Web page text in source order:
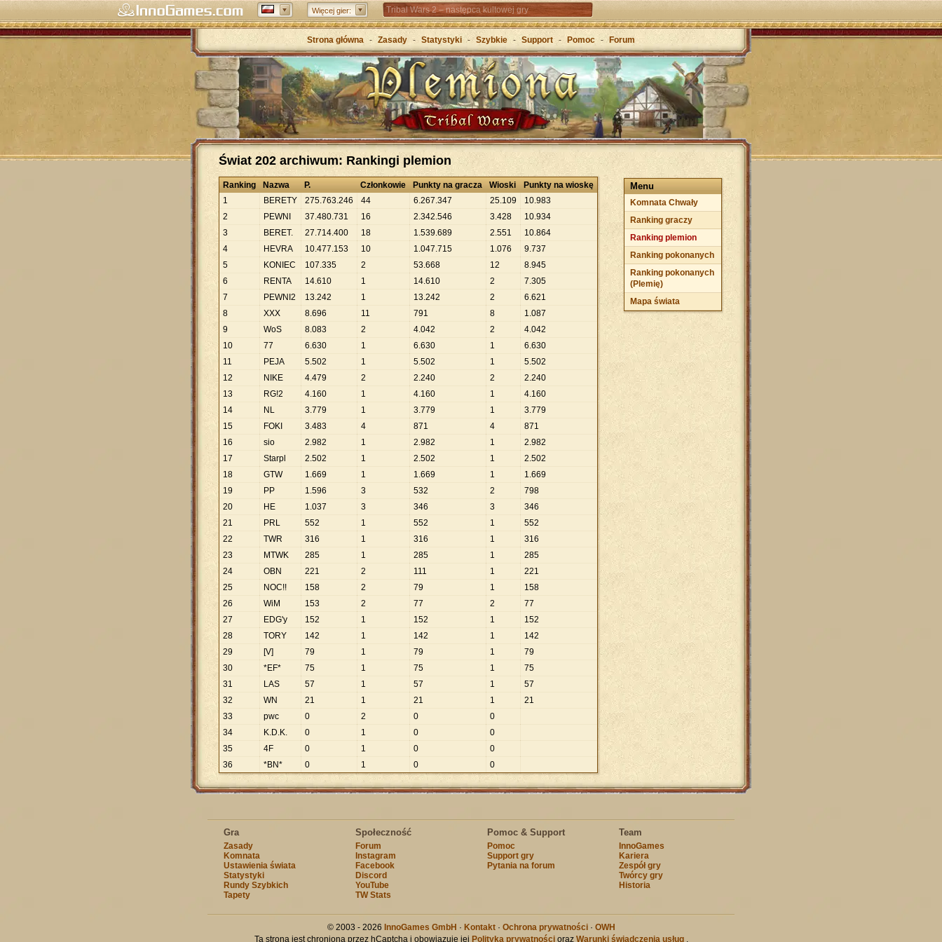
Więcej gier: Tribal Wars 2 – następca kultowej gry
Forge of Empires – Strategia o epokach cywilizacji
Grepolis – Wznieś imperium w antycznej Grecji
Strona główna - Zasady - Statystyki - Szybkie - Support - Pomoc - Forum
Świat 202 archiwum: Rankingi plemion
Menu
Komnata Chwały
Ranking graczy
Ranking plemion
Ranking pokonanych
Ranking pokonanych
(Plemię)
Mapa świata
Ranking Nazwa P. Członkowie Punkty na gracza Wioski
Punkty na wioskę
1
BERETY 275.763.246 44 6.267.347 25.109 10.983
2
PEWNI 37.480.731 16 2.342.546 3.428 10.934
3
BERET. 27.714.400 18 1.539.689 2.551 10.864
4
HEVRA 10.477.153 10 1.047.715 1.076 9.737
5
KONIEC 107.335 2 53.668 12 8.945
6
RENTA 14.610 1 14.610 2 7.305
7
PEWNI2 13.242 1 13.242 2 6.621
8
XXX 8.696 11 791 8 1.087
9
WoS 8.083 2 4.042 2 4.042
10
77 6.630 1 6.630 1 6.630
11
PEJA 5.502 1 5.502 1 5.502
12
NIKE 4.479 2 2.240 2 2.240
13
RG!2 4.160 1 4.160 1 4.160
14
NL 3.779 1 3.779 1 3.779
15
FOKI 3.483 4 871 4
871
16
sio 2.982 1 2.982 1 2.982
17
Starpl 2.502 1 2.502 1 2.502
18
GTW 1.669 1 1.669 1 1.669
19
PP 1.596 3 532 2
798
20
HE 1.037 3 346 3
346
21
PRL 552 1 552 1
552
22
TWR 316 1 316 1
316
23
MTWK 285 1 285 1
285
24
OBN 221 2 111 1
221
25
NOC!! 158 2 79 1
158
26
WiM 153 2 77 2
77
27
EDG'y 152 1 152 1
152
28
TORY 142 1 142 1
142
29
[V] 79 1 79 1
79
30
*EF* 75 1 75 1
75
31
LAS 57 1 57 1
57
32
WN 21 1 21 1
21
33
pwc 0 2 0
0
34
K.D.K. 0 1 0
0
35
4F 0 1 0
0
36
*BN* 0 1 0 0
Gra
Zasady
Komnata
Ustawienia świata
Statystyki
Rundy Szybkich
Tapety
Społeczność
Forum
Instagram
Facebook
Discord
YouTube
TW Stats
Pomoc & Support
Pomoc
Support gry
Pytania na forum
Team
InnoGames
Kariera
Zespół gry
Twórcy gry
Historia
© 2003 - 2026 InnoGames GmbH · Kontakt· Ochrona prywatności· OWH
Ta strona jest chroniona przez hCaptcha i obowiązuje jej Polityka prywatnościoraz Warunki świadczenia usług.